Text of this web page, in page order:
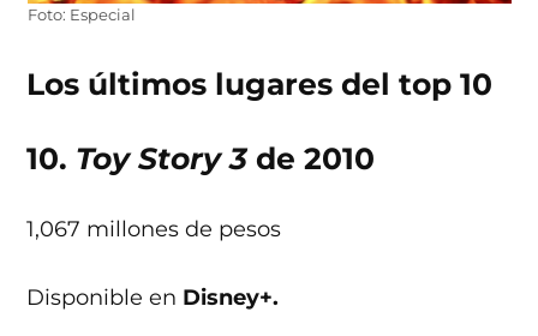
Foto: Especial
Los últimos lugares del top 10
10. Toy Story 3de 2010
1,067 millones de pesos
Disponible en Disney+.